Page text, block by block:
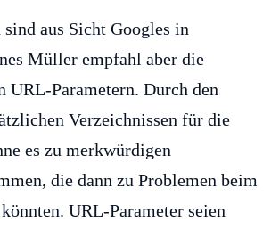
aus Sicht Googles in
Müller empfahl aber die
URL-Parametern. Durch den
Verzeichnissen für die
es zu merkwürdigen
die dann zu Problemen beim
URL-Parameter seien